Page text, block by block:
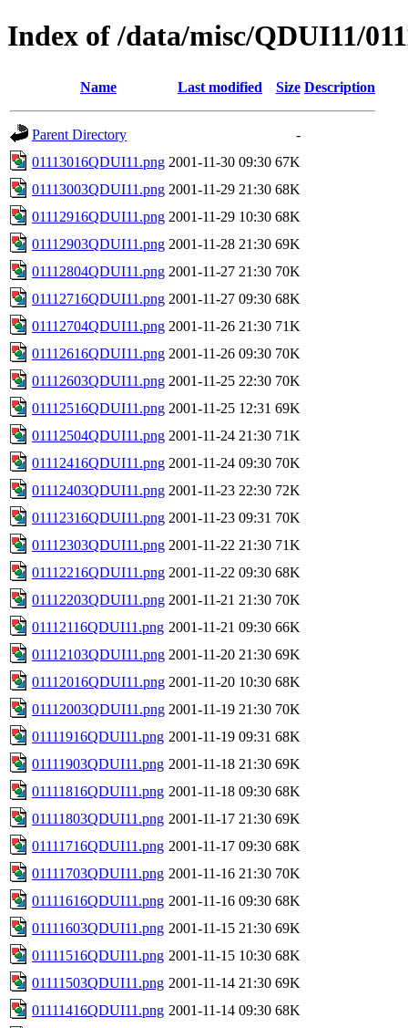
Index of /data/misc/QDUI11/
Name Last modified Size Description
Parent Directory
-
01113016QDUI11.png 2001-11-30 09:30 67K
01113003QDUI11.png 2001-11-29 21:30 68K
01112916QDUI11.png 2001-11-29 10:30 68K
01112903QDUI11.png 2001-11-28 21:30 69K
01112804QDUI11.png 2001-11-27 21:30 70K
01112716QDUI11.png 2001-11-27 09:30 68K
01112704QDUI11.png 2001-11-26 21:30 71K
01112616QDUI11.png 2001-11-26 09:30 70K
01112603QDUI11.png 2001-11-25 22:30 70K
01112516QDUI11.png 2001-11-25 12:31 69K
01112504QDUI11.png 2001-11-24 21:30 71K
01112416QDUI11.png 2001-11-24 09:30 70K
01112403QDUI11.png 2001-11-23 22:30 72K
01112316QDUI11.png 2001-11-23 09:31 70K
01112303QDUI11.png 2001-11-22 21:30 71K
01112216QDUI11.png 2001-11-22 09:30 68K
01112203QDUI11.png 2001-11-21 21:30 70K
01112116QDUI11.png 2001-11-21 09:30 66K
01112103QDUI11.png 2001-11-20 21:30 69K
01112016QDUI11.png 2001-11-20 10:30 68K
01112003QDUI11.png 2001-11-19 21:30 70K
01111916QDUI11.png 2001-11-19 09:31 68K
01111903QDUI11.png 2001-11-18 21:30 69K
01111816QDUI11.png 2001-11-18 09:30 68K
01111803QDUI11.png 2001-11-17 21:30 69K
01111716QDUI11.png 2001-11-17 09:30 68K
01111703QDUI11.png 2001-11-16 21:30 70K
01111616QDUI11.png 2001-11-16 09:30 68K
01111603QDUI11.png 2001-11-15 21:30 69K
01111516QDUI11.png 2001-11-15 10:30 68K
01111503QDUI11.png 2001-11-14 21:30 69K
01111416QDUI11.png 2001-11-14 09:30 68K